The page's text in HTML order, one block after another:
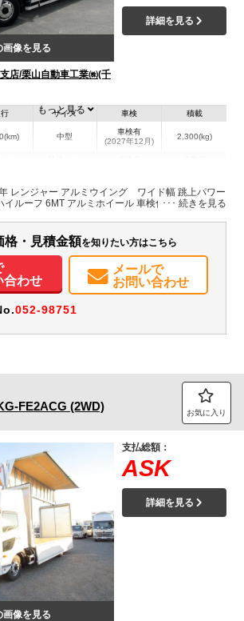
画像を見る
店/栗山自動車工業㈱(千
詳細を見る
サイズ
中型
車検
車検有
(2027年12月)
積載
2,300(kg)
- 無
もっと見る
レンジャー アルミウイング ワイド幅 跳上パワー
イルーフ 6MT アルミホイール 車検付
格・見積金額を知りたい方はこちら
合わせ
メールで
お問い合わせ
052-98751
FE2ACG (2WD) お気に入り
画像を見る
支払総額：
ASK
詳細を見る